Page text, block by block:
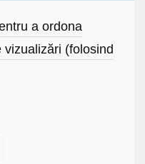
a ordona
(folosind